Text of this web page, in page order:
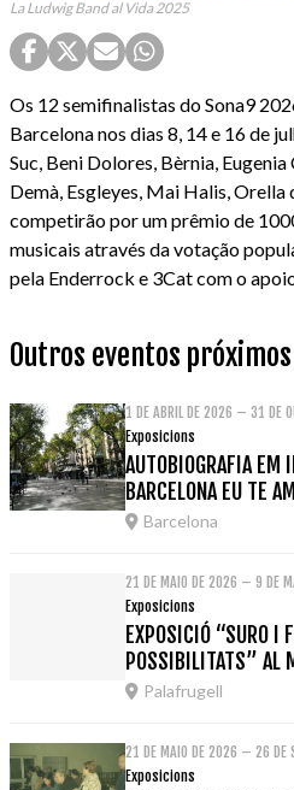
La Ludwig Band al Vida 2025
Os 12 semifinalistas do Sona9
Barcelona nos dias 8, 14 e 16 de
Suc, Beni Dolores, Bèrnia,
Demà, Esgleyes, Mai Halis, Orella
competirão por um prêmio de
musicais através da votação
pela Enderrock e 3Cat com o
Outros eventos próximos
1 DE ABRIL DE 2026 – 31 DE
Exposicions
AUTOBIOGRAFIA EM
BARCELONA EU TE
Barcelona
21 DE MAIO DE 2026 – 9 DE
Exposicions
EXPOSICIÓ “SURO I
POSSIBILITATS” AL
Palafrugell
21 DE MAIO DE 2026 – 26 DE
Exposicions